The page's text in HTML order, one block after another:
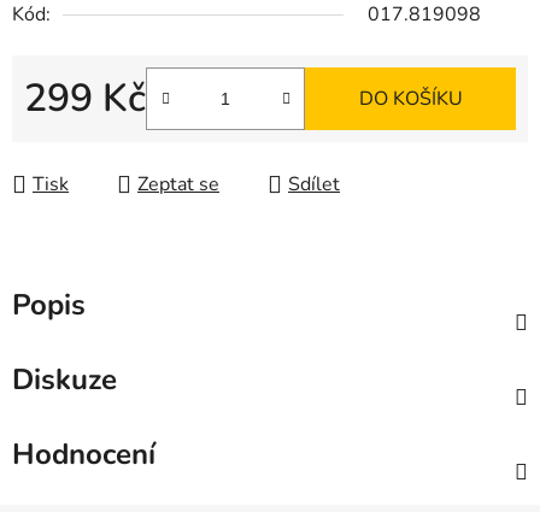
Kód:
017.819098
299 Kč DO KOŠÍKU
Tisk Zeptat se Sdílet
Popis
Diskuze
Hodnocení